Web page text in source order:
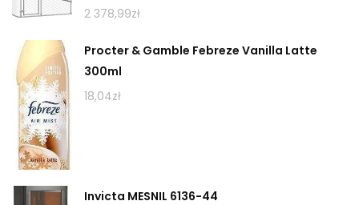
2 378,99zł
Procter & Gamble Febreze Vanilla Latte
300ml
18,04zł
Invicta MESNIL 6136-44